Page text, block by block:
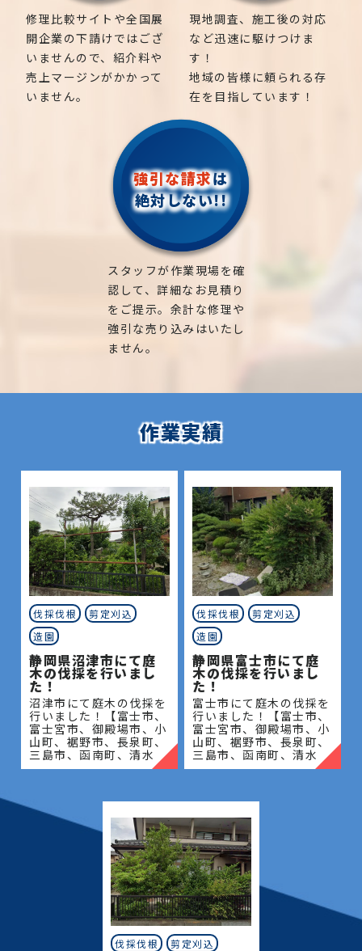
修理比較サイトや全国展
開企業の下請けではござ
いませんので、紹介料や
売上マージンがかかって
いません。
現地調査、施工後の対応
など迅速に駆けつけま
す！
地域の皆様に頼られる存
在を目指しています！
強引な請求は
絶対しない!!
スタッフが作業現場を確
認して、詳細なお見積り
をご提示。余計な修理や
強引な売り込みはいたし
ません。
作業実績
伐採伐根
剪定刈込
造園
静岡県沼津市にて庭
木の伐採を行いまし
た！
沼津市にて庭木の伐採を
行いました！【富士市、
富士宮市、御殿場市、小
山町、裾野市、長泉町、
三島市、函南町、清水
町、沼津市、熱海市、伊
町、河津町、松崎町、下
田市、
伐採伐根
剪定刈込
造園
静岡県富士市にて庭
木の伐採を行いまし
た！
富士市にて庭木の伐採を
行いました！【富士市、
富士宮市、御殿場市、小
山町、裾野市、長泉町、
三島市、函南町、清水
町、沼津市、熱海市、伊
町、河津町、松崎町、下
田市、
伐採伐根
剪定刈込